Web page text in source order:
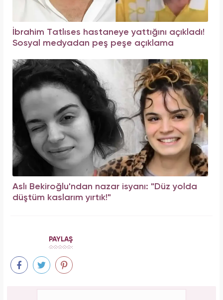
İbrahim Tatlıses hastaneye yattığını açıkladı!
Sosyal medyadan peş peşe açıklama
Aslı Bekiroğlu'ndan nazar isyanı: "Düz yolda
düştüm kaslarım yırtık!"
PAYLAŞ